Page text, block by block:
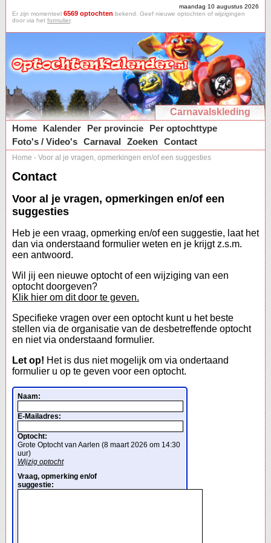
maandag 10 augustus 2026
Er zijn momenteel 6569 optochten bekend. Geef nieuwe optochten of wijzigingen
door via het formulier.
Carnavalskleding
Home
Kalender Per provincie
Per optochttype
Foto's / Video's Carnaval Zoeken Contact
Home - Voor al je vragen, opmerkingen en/of een suggesties
Contact
Voor al je vragen, opmerkingen en/of een
suggesties
Heb je een vraag, opmerking en/of een suggestie, laat het
dan via onderstaand formulier weten en je krijgt z.s.m.
een antwoord.
Wil jij een nieuwe optocht of een wijziging van een
optocht doorgeven?
Klik hier om dit door te geven.
Specifieke vragen over een optocht kunt u het beste
stellen via de organisatie van de desbetreffende optocht
en niet via onderstaand formulier.
Let op! Het is dus niet mogelijk om via ondertaand
formulier u op te geven voor een optocht.
Naam:
E-Mailadres:
Optocht:
Grote Optocht van Aarlen (8 maart 2026 om 14:30
uur)
Wijzig optocht
Vraag, opmerking en/of
suggestie: